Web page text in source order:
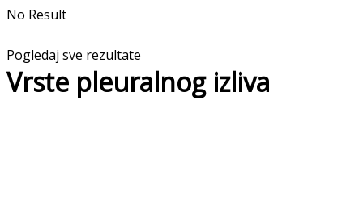
No Result
Pogledaj sve rezultate
Vrste pleuralnog izliva